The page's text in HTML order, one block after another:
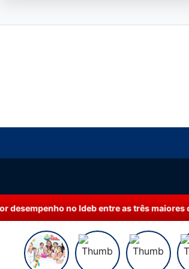
no Ideb entre as três maiores do Brasil